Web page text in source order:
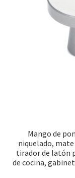
Pie de imprenta
Política de
Mango de
niquelado, mate
tirador de latón
de cocina,